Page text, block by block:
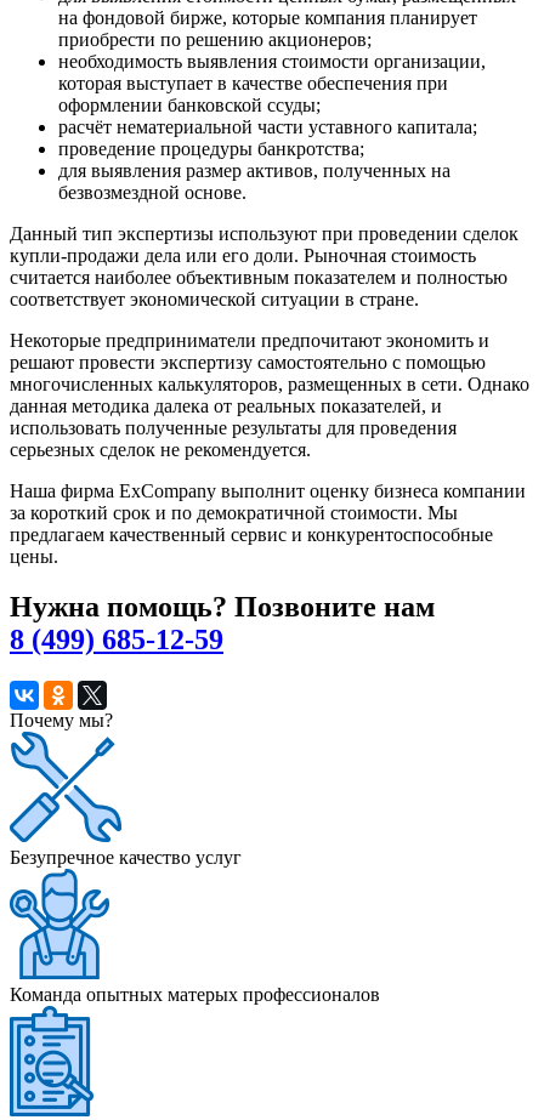
на фондовой бирже, которые компания планирует
приобрести по решению акционеров;
необходимость выявления стоимости организации,
которая выступает в качестве обеспечения при
оформлении банковской ссуды;
расчёт нематериальной части уставного капитала;
проведение процедуры банкротства;
для выявления размер активов, полученных на
безвозмездной основе.
Данный тип экспертизы используют при проведении сделок
купли-продажи дела или его доли. Рыночная стоимость
считается наиболее объективным показателем и полностью
соответствует экономической ситуации в стране.
Некоторые предприниматели предпочитают экономить и
решают провести экспертизу самостоятельно с помощью
многочисленных калькуляторов, размещенных в сети. Однако
данная методика далека от реальных показателей, и
использовать полученные результаты для проведения
серьезных сделок не рекомендуется.
Наша фирма ExCompany выполнит оценку бизнеса компании
за короткий срок и по демократичной стоимости. Мы
предлагаем качественный сервис и конкурентоспособные
цены.
Нужна помощь? Позвоните нам
8 (499) 685-12-59
Почему мы?
Безупречное качество услуг
Команда опытных матерых профессионалов